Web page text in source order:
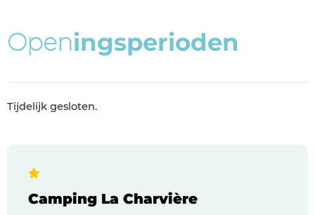
Openingsperioden
Tijdelijk gesloten.
Camping La Charvière